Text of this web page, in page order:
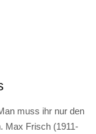
muss ihr nur den
Max Frisch (1911-